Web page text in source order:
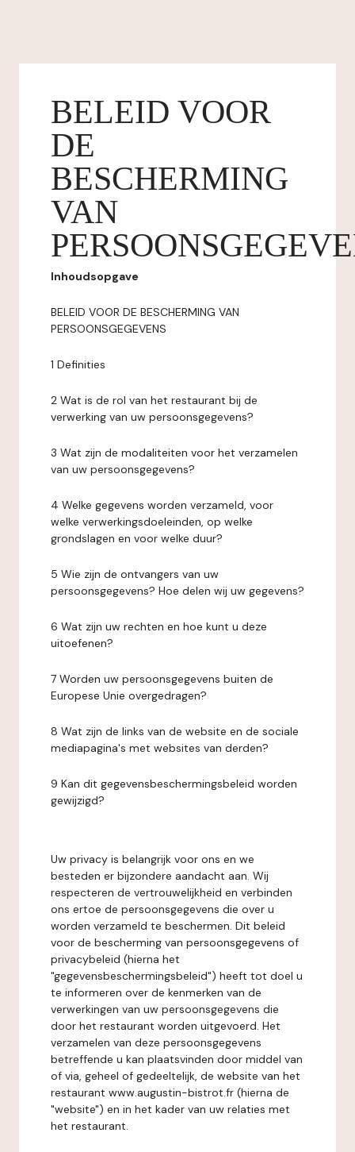
BELEID VOOR
DE
BESCHERMING
VAN
Inhoudsopgave
BELEID VOOR DE BESCHERMING VAN
PERSOONSGEGEVENS
1 Definities
2 Wat is de rol van het restaurant bij de
verwerking van uw persoonsgegevens?
3 Wat zijn de modaliteiten voor het verzamelen
van uw persoonsgegevens?
4 Welke gegevens worden verzameld, voor
welke verwerkingsdoeleinden, op welke
grondslagen en voor welke duur?
5 Wie zijn de ontvangers van uw
persoonsgegevens? Hoe delen wij uw gegevens?
6 Wat zijn uw rechten en hoe kunt u deze
uitoefenen?
7 Worden uw persoonsgegevens buiten de
Europese Unie overgedragen?
8 Wat zijn de links van de website en de sociale
mediapagina's met websites van derden?
9 Kan dit gegevensbeschermingsbeleid worden
gewijzigd?
Uw privacy is belangrijk voor ons en we
besteden er bijzondere aandacht aan. Wij
respecteren de vertrouwelijkheid en verbinden
ons ertoe de persoonsgegevens die over u
worden verzameld te beschermen. Dit beleid
voor de bescherming van persoonsgegevens of
privacybeleid (hierna het
"gegevensbeschermingsbeleid") heeft tot doel u
te informeren over de kenmerken van de
verwerkingen van uw persoonsgegevens die
door het restaurant worden uitgevoerd. Het
verzamelen van deze persoonsgegevens
betreffende u kan plaatsvinden door middel van
of via, geheel of gedeeltelijk, de website van het
restaurant www.augustin-bistrot.fr (hierna de
"website") en in het kader van uw relaties met
het restaurant.